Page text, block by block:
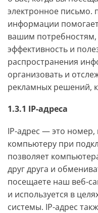
электронное письмо.
информации
вашим потребностям,
эффективность и
распространения
организовать и
рекламных решений,
1.3.1 IP-адреса
IP-адрес — это
компьютеру при
позволяет
друг друга и
посещаете наш веб-
и используется в
системы. IP-адрес